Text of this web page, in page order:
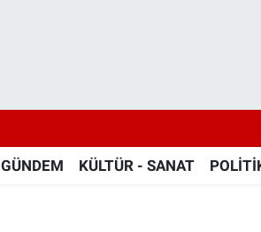
GÜNDEM KÜLTÜR - SANAT